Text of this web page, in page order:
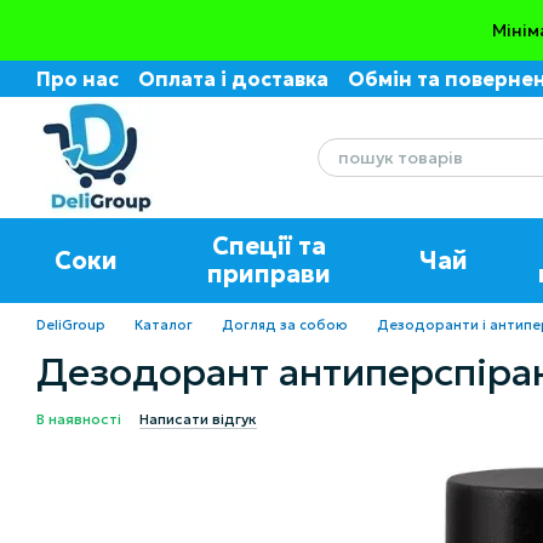
Про нас Оплата і доставка
Обмін та
Угода користувача
Соки
Спеції та
приправи
Чай
DeliGroup Каталог Догляд за собою Дезодоранти і
Дезодорант
В наявності Написати відгук